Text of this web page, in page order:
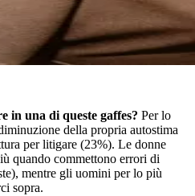
in una di queste gaffes? Per lo
della propria autostima
per litigare (23%). Le donne
quando commettono errori di
mentre gli uomini per lo più
sopra.